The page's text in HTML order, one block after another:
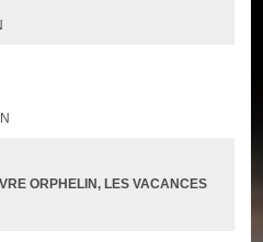
ORPHELIN, LES VACANCES